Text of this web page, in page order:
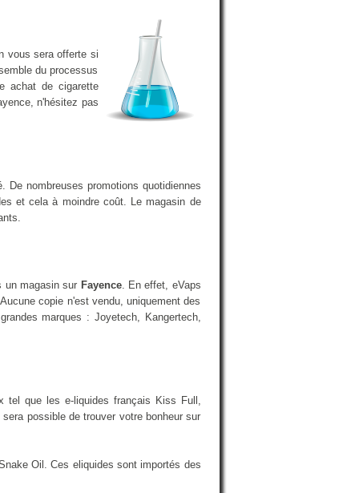
vous sera offerte si
du processus
achat de cigarette
n'hésitez pas
nombreuses promotions quotidiennes
et cela à moindre coût. Le magasin de
un magasin sur Fayence. En effet, eVaps
copie n'est vendu, uniquement des
marques : Joyetech, Kangertech,
tel que les e-liquides français Kiss Full,
possible de trouver votre bonheur sur
Oil. Ces eliquides sont importés des